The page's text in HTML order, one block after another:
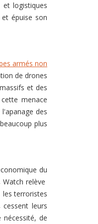
logistiques
épuise son
armés non
de drones
et des
menace
des
plus
du
relève
les terroristes
leurs
de